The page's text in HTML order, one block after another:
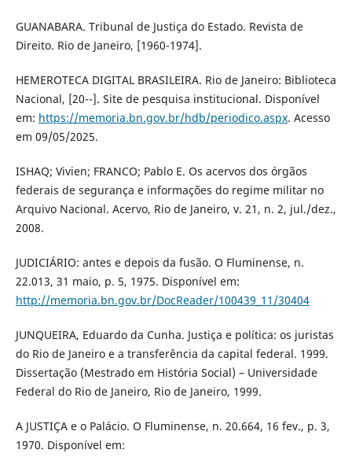
GUANABARA. Tribunal de Justiça do Estado. Revista de
Direito. Rio de Janeiro, [1960-1974].
HEMEROTECA DIGITAL BRASILEIRA. Rio de Janeiro: Biblioteca
Nacional, [20--]. Site de pesquisa institucional. Disponível
em: https://memoria.bn.gov.br/hdb/periodico.aspx. Acesso
em 09/05/2025.
ISHAQ; Vivien; FRANCO; Pablo E. Os acervos dos órgãos
federais de segurança e informações do regime militar no
Arquivo Nacional. Acervo, Rio de Janeiro, v. 21, n. 2, jul./dez.,
2008.
JUDICIÁRIO: antes e depois da fusão. O Fluminense, n.
22.013, 31 maio, p. 5, 1975. Disponível em:
http://memoria.bn.gov.br/DocReader/100439_11/30404
JUNQUEIRA, Eduardo da Cunha. Justiça e política: os juristas
do Rio de Janeiro e a transferência da capital federal. 1999.
Dissertação (Mestrado em História Social) – Universidade
Federal do Rio de Janeiro, Rio de Janeiro, 1999.
A JUSTIÇA e o Palácio. O Fluminense, n. 20.664, 16 fev., p. 3,
1970. Disponível em: